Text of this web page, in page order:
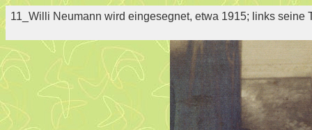
11_Willi Neumann wird eingesegnet, etwa 1915; links